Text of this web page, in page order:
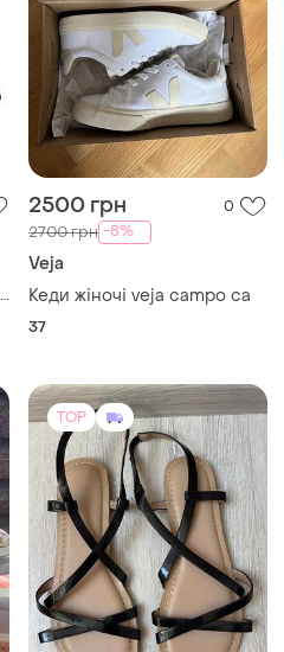
2500 грн 0
2700 грн -8%
Veja
Кеди жіночі veja campo ca
37
TOP